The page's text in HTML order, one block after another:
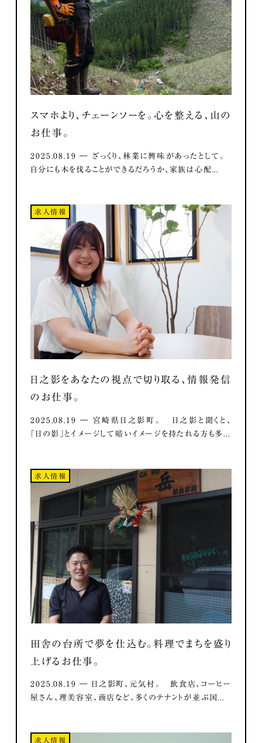
スマホより、チェーンソーを。心を整える、山の
お仕事。
2025.08.19 ― ざっくり、林業に興味があったとして。
自分にも木を伐ることができるだろうか、家族は心配...
求人情報
日之影をあなたの視点で切り取る、情報発信
のお仕事。
2025.08.19 ― 宮崎県日之影町。 日之影と聞くと、
「日の影」とイメージして暗いイメージを持たれる方も多...
求人情報
田舎の台所で夢を仕込む。料理でまちを盛り
上げるお仕事。
2025.08.19 ― 日之影町、元気村。 飲食店、コーヒー
屋さん、理美容室、商店など、多くのテナントが並ぶ国...
求人情報